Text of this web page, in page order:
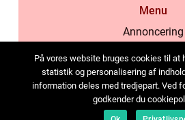
Menu
Annoncering
Cookies
Kontakt os
Sitemap
På vores website bruges cookies til at
statistik og personalisering af
information deles med tredjepart. Ved
godkender du